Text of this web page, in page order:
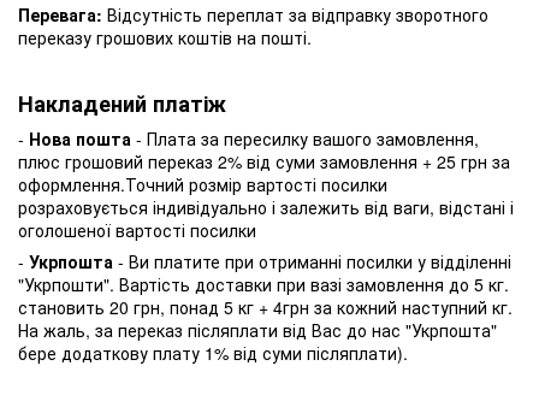
Перевага: Відсутність переплат за відправку зворотного
переказу грошових коштів на пошті.
Накладений платіж
- Нова пошта - Плата за пересилку вашого замовлення,
плюс грошовий переказ 2% від суми замовлення + 25 грн за
оформлення.Точний розмір вартості посилки
розраховується індивідуально і залежить від ваги, відстані і
оголошеної вартості посилки
- Укрпошта - Ви платите при отриманні посилки у відділенні
"Укрпошти". Вартість доставки при вазі замовлення до 5 кг.
становить 20 грн, понад 5 кг + 4грн за кожний наступний кг.
На жаль, за переказ післяплати від Вас до нас "Укрпошта"
бере додаткову плату 1% від суми післяплати).